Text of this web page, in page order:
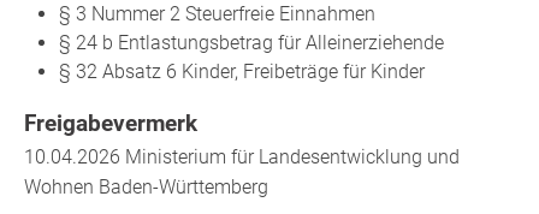
§ 3 Nummer 2 Steuerfreie Einnahmen
§ 24 b Entlastungsbetrag für Alleinerziehende
§ 32 Absatz 6 Kinder, Freibeträge für Kinder
Freigabevermerk
10.04.2026 Ministerium für Landesentwicklung und
Wohnen Baden-Württemberg